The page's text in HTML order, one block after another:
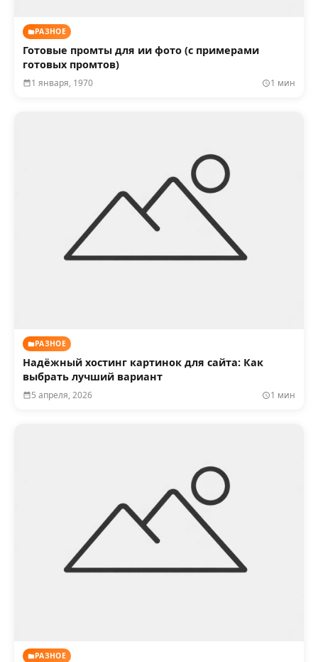
РАЗНОЕ
Готовые промты для ии фото (с примерами
готовых промтов)
1 января, 1970 1 мин
РАЗНОЕ
Надёжный хостинг картинок для сайта: Как
выбрать лучший вариант
5 апреля, 2026 1 мин
РАЗНОЕ